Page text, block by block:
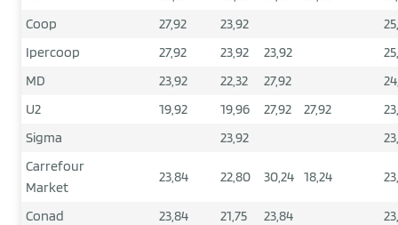
Coop
27,92 23,92
Ipercoop
27,92 23,92 23,92
MD
23,92 22,32 27,92
U2
19,92 19,96 27,92 27,92
Sigma
23,92
Carrefour
Market
23,84 22,80 30,24 18,24
Conad 23,84 21,75 23,84